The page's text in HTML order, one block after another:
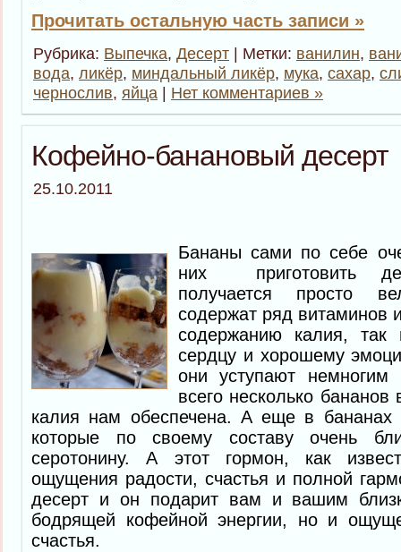
Прочитать остальную часть записи »
Рубрика: Выпечка, Десерт | Метки: ванилин,
вода, ликёр, миндальный ликёр, мука, сахар,
чернослив, яйца | Нет комментариев »
Кофейно-банановый десерт
25.10.2011
Бананы сами по себе
них приготовить
получается просто
содержат ряд витаминов
содержанию калия, так
сердцу и хорошему
они уступают
всего несколько
калия нам обеспечена. А еще в бананах
которые по своему составу очень
серотонину. А этот гормон, как
ощущения радости, счастья и полной
десерт и он подарит вам и вашим
бодрящей кофейной энергии, но и
счастья.